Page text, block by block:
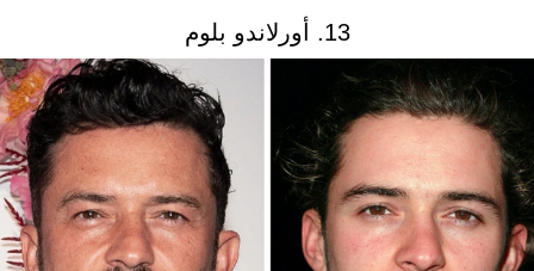
13. أورلاندو بلوم